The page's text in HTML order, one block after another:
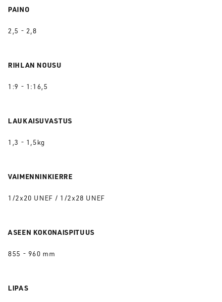
PAINO
2,5 - 2,8
RIHLAN NOUSU
1:9 - 1:16,5
LAUKAISUVASTUS
1,3 - 1,5kg
VAIMENNINKIERRE
1/2x20 UNEF / 1/2x28 UNEF
ASEEN KOKONAISPITUUS
855 - 960 mm
LIPAS